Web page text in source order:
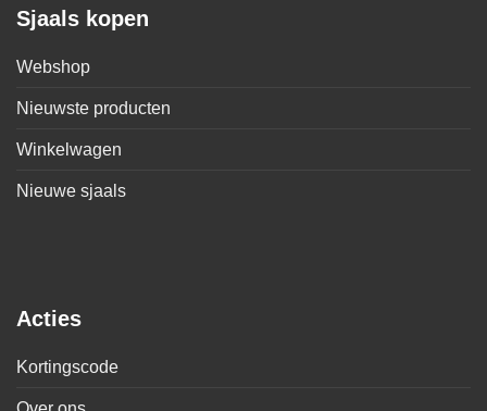
Sjaals kopen
Webshop
Nieuwste producten
Winkelwagen
Nieuwe sjaals
Acties
Kortingscode